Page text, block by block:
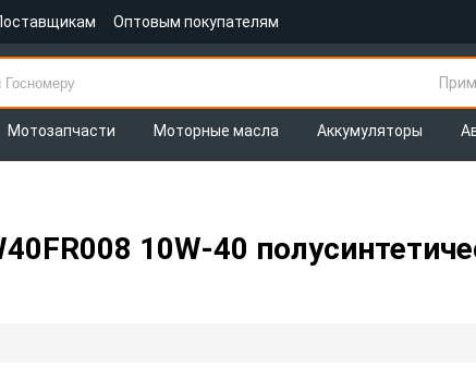
Оптовым покупателям
Мотозапчасти Моторные масла Аккумуляторы
10W-40